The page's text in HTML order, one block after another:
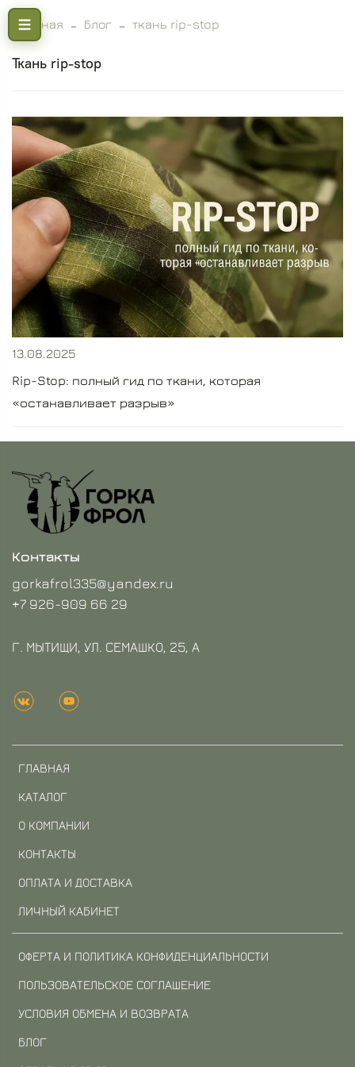
Главная Блог ткань rip-stop
ткань rip-stop
13.08.2025
Rip-Stop: полный гид по ткани, которая
«останавливает разрыв»
ГЛАВНАЯ
КАТАЛОГ
О КОМПАНИИ
КОНТАКТЫ
ОПЛАТА И ДОСТАВКА
ЛИЧНЫЙ КАБИНЕТ
ОФЕРТА И ПОЛИТИКА КОНФИДЕНЦИАЛЬНОСТИ
ПОЛЬЗОВАТЕЛЬСКОЕ СОГЛАШЕНИЕ
УСЛОВИЯ ОБМЕНА И ВОЗВРАТА
БЛОГ
Контакты
gorkafrol335@yandex.ru
+7 926-909 66 29
Г. МЫТИЩИ, УЛ. СЕМАШКО, 25, А